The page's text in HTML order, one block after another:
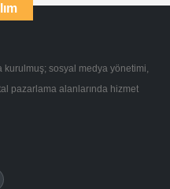
kurulmuş; sosyal medya yönetimi,
pazarlama alanlarında hizmet